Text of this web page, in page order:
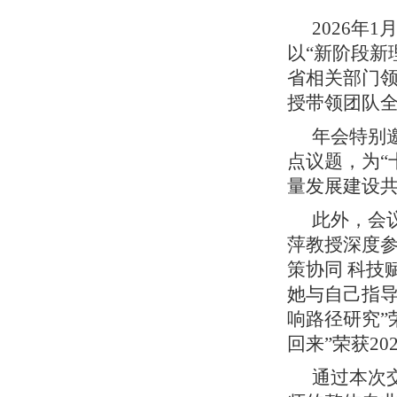
2026年1
以“新阶段
省相关部门
授带领团队
年会特别
点议题，为
量发展建设
此外，会
萍教授深度
策协同 科技
她与自己指
响路径研究”
回来”荣获
通过本次